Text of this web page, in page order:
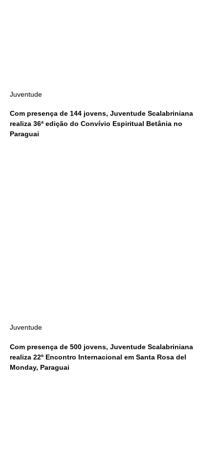
Juventude
Com presença de 144 jovens, Juventude Scalabriniana
realiza 36ª edição do Convívio Espiritual Betânia no
Paraguai
Juventude
Com presença de 500 jovens, Juventude Scalabriniana
realiza 22º Encontro Internacional em Santa Rosa del
Monday, Paraguai